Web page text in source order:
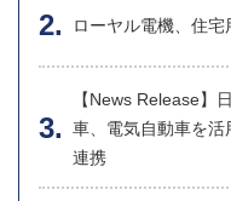
ローヤル電機、住
【News Release】
車、電気自動車を
連携